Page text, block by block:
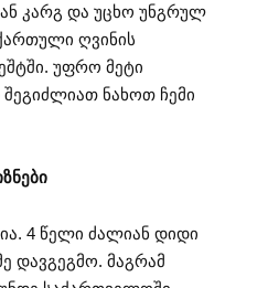
კარგ და უცხო უნგრულ
ღვინის
უფრო მეტი
ნახოთ ჩემი
4 წელი ძალიან დიდი
დავგეგმო. მაგრამ